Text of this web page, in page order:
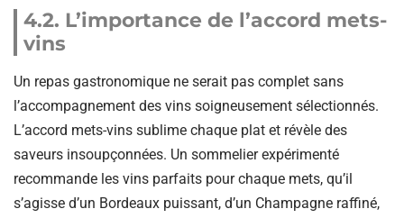
4.2. L’importance de l’accord mets-
vins
Un repas gastronomique ne serait pas complet sans
l’accompagnement des vins soigneusement sélectionnés.
L’accord mets-vins sublime chaque plat et révèle des
saveurs insoupçonnées. Un sommelier expérimenté
recommande les vins parfaits pour chaque mets, qu’il
s’agisse d’un Bordeaux puissant, d’un Champagne raffiné,